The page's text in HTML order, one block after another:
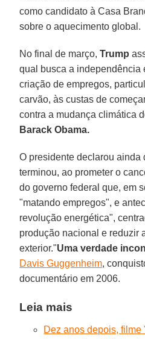
como candidato à Casa
sobre o aquecimento global.
No final de março,Trump
qual busca a independência
criação de empregos,
carvão, às custas de
contra a mudança climática
Barack Obama.
O presidente declarou ainda
terminou, ao prometer o
do governo federal que, em
"matando empregos", e
revolução energética",
produção nacional e reduzir
exterior."Uma verdade
Davis Guggenheim,
documentário em 2006.
Leia mais
Dez anos depois, filme